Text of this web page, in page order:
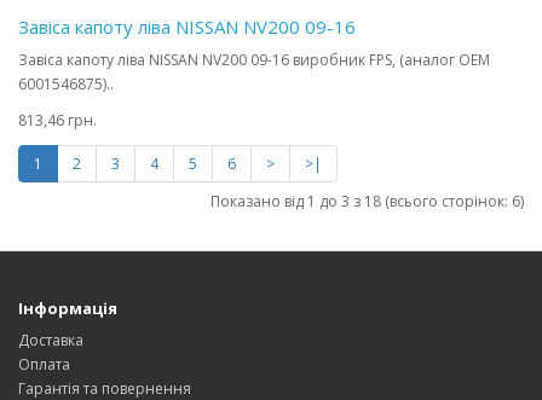
Завіса капоту ліва NISSAN NV200 09-16
Завіса капоту ліва NISSAN NV200 09-16 виробник FPS, (аналог OEM
6001546875)..
813,46 грн.
1 2 3 4 5 6 >
>|
Показано від 1 до 3 з 18 (всього сторінок: 6)
Інформація
Доставка
Оплата
Гарантія та повернення